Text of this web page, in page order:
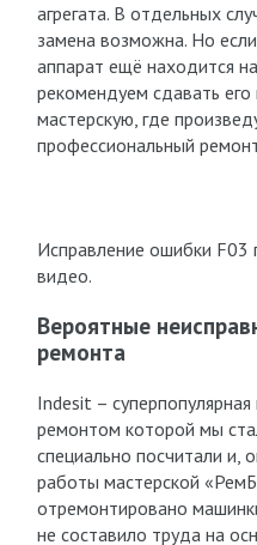
агрегата. В отдельных
замена возможна. Но
аппарат ещё находится
рекомендуем сдавать
мастерскую, где
профессиональный
Исправление ошибки
видео.
Вероятные
ремонта
Indesit –
ремонтом которой мы
специально посчитали и,
работы мастерской
отремонтировано
не составило труда на